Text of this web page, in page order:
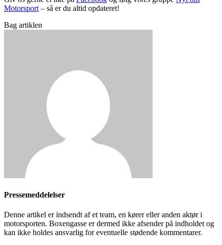
Motorsport – så er du altid opdateret!
Bag artiklen
Pressemeddelelser
Denne artikel er indsendt af et team, en kører eller anden aktør i
motorsporten. Boxengasse er dermed ikke afsender på indholdet og
kan ikke holdes ansvarlig for eventuelle stødende kommentarer.